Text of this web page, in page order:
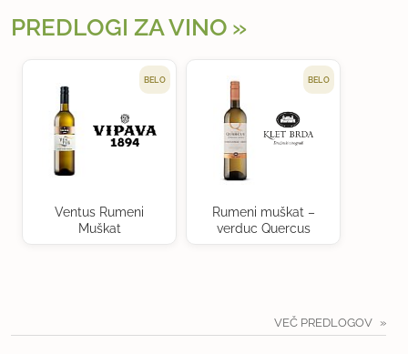
PREDLOGI ZA VINO
BELO
Ventus Rumeni
Muškat
BELO
Rumeni muškat –
verduc Quercus
VEČ PREDLOGOV